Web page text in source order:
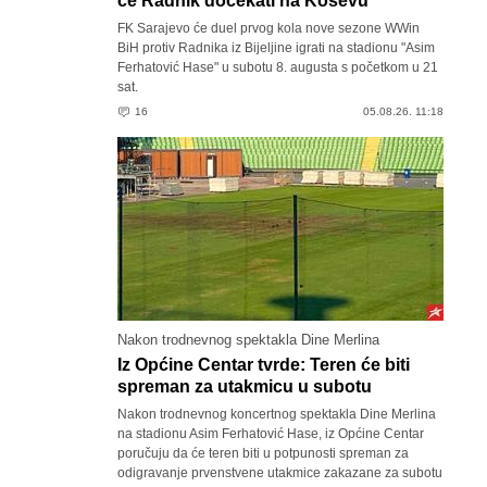
FK Sarajevo će duel prvog kola nove sezone WWin
BiH protiv Radnika iz Bijeljine igrati na stadionu "Asim
Ferhatović Hase" u subotu 8. augusta s početkom u 21
sat.
16 05.08.26. 11:18
Nakon trodnevnog spektakla Dine Merlina
Iz Općine Centar tvrde: Teren će biti
spreman za utakmicu u subotu
Nakon trodnevnog koncertnog spektakla Dine Merlina
na stadionu Asim Ferhatović Hase, iz Općine Centar
poručuju da će teren biti u potpunosti spreman za
odigravanje prvenstvene utakmice zakazane za subotu